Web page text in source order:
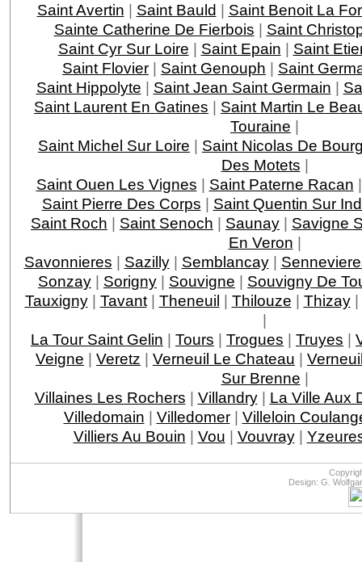
Saint Avertin | Saint Bauld | Saint Benoit La
Sainte Catherine De Fierbois | Saint
Saint Cyr Sur Loire | Saint Epain | Saint
Saint Flovier | Saint Genouph | Saint
Saint Hippolyte | Saint Jean Saint Germain |
Saint Laurent En Gatines | Saint Martin Le
Touraine |
Saint Michel Sur Loire | Saint Nicolas De
Des Motets |
Saint Ouen Les Vignes | Saint Paterne Racan
Saint Pierre Des Corps | Saint Quentin Sur
Saint Roch | Saint Senoch | Saunay | Savigne
En Veron |
Savonnieres | Sazilly| Semblancay|
Sonzay | Sorigny | Souvigne | Souvigny De
Tauxigny| Tavant| Theneuil | Thilouze | Thizay|
|
La Tour Saint Gelin | Tours | Trogues | Truyes |
Veigne | Veretz | Verneuil Le Chateau |
Sur Brenne |
Villaines Les Rochers | Villandry| La Ville Aux
Villedomain | Villedomer| Villeloin
Villiers Au Bouin | Vou | Vouvray|
Design: G.